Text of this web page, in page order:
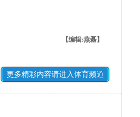
【编辑:燕磊】
更多精彩内容请进入体育频道